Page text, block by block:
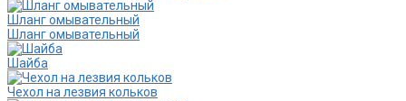
Шланг омывательный
Шланг омывательный
Шайба
Чехол на лезвия кольков